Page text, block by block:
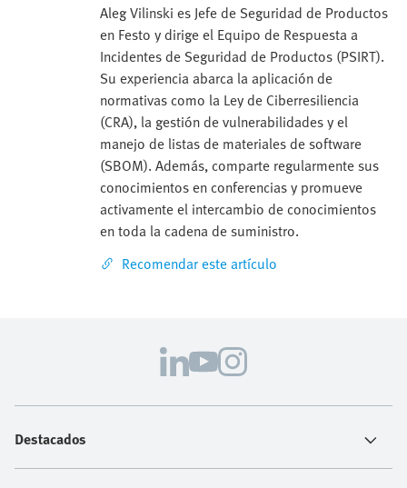
Aleg Vilinski es Jefe de Seguridad de Productos
en Festo y dirige el Equipo de Respuesta a
Incidentes de Seguridad de Productos (PSIRT).
Su experiencia abarca la aplicación de
normativas como la Ley de Ciberresiliencia
(CRA), la gestión de vulnerabilidades y el
manejo de listas de materiales de software
(SBOM). Además, comparte regularmente sus
conocimientos en conferencias y promueve
activamente el intercambio de conocimientos
en toda la cadena de suministro.
Recomendar este artículo
Destacados